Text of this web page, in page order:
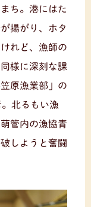
ち。港にはた
揚がり、ホタ
れど、漁師の
様に深刻な課
原漁業部」の
北るもい漁
管内の漁協青
しようと奮闘